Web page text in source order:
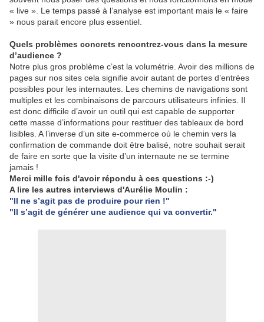
« live ». Le temps passé à l’analyse est important mais le « faire
» nous parait encore plus essentiel.
Quels problèmes concrets rencontrez-vous dans la mesure
d’audience ?
Notre plus gros problème c’est la volumétrie. Avoir des millions de
pages sur nos sites cela signifie avoir autant de portes d’entrées
possibles pour les internautes. Les chemins de navigations sont
multiples et les combinaisons de parcours utilisateurs infinies. Il
est donc difficile d’avoir un outil qui est capable de supporter
cette masse d’informations pour restituer des tableaux de bord
lisibles. A l’inverse d’un site e-commerce où le chemin vers la
confirmation de commande doit être balisé, notre souhait serait
de faire en sorte que la visite d’un internaute ne se termine
jamais !
Merci mille fois d'avoir répondu à ces questions :-)
A lire les autres interviews d'Aurélie Moulin :
"Il ne s’agit pas de produire pour rien !"
"Il s’agit de générer une audience qui va convertir."